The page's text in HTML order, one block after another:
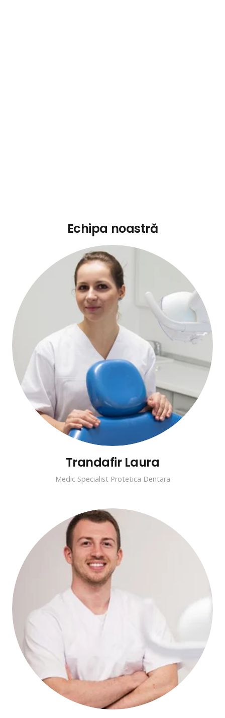
Echipa noastră
Trandafir Laura
Medic Specialist Protetica Dentara